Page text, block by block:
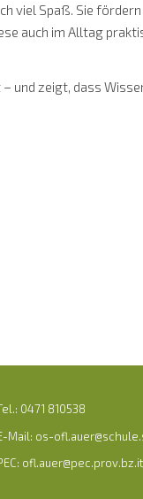
viel Spaß. Sie
auch im Alltag
und zeigt, dass
0471 810538
Mail: os-
ofl.auer@pec.prov.bz.it